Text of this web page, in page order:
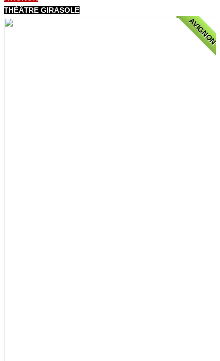
THÉÂTRE GIRASOLE
AVIGNON